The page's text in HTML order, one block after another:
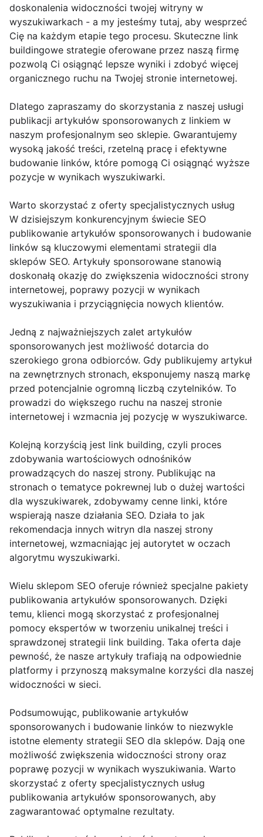
doskonalenia widoczności twojej witryny w
wyszukiwarkach - a my jesteśmy tutaj, aby wesprzeć
Cię na każdym etapie tego procesu. Skuteczne link
buildingowe strategie oferowane przez naszą firmę
pozwolą Ci osiągnąć lepsze wyniki i zdobyć więcej
organicznego ruchu na Twojej stronie internetowej.
Dlatego zapraszamy do skorzystania z naszej usługi
publikacji artykułów sponsorowanych z linkiem w
naszym profesjonalnym seo sklepie. Gwarantujemy
wysoką jakość treści, rzetelną pracę i efektywne
budowanie linków, które pomogą Ci osiągnąć wyższe
pozycje w wynikach wyszukiwarki.
Warto skorzystać z oferty specjalistycznych usług
W dzisiejszym konkurencyjnym świecie SEO
publikowanie artykułów sponsorowanych i budowanie
linków są kluczowymi elementami strategii dla
sklepów SEO. Artykuły sponsorowane stanowią
doskonałą okazję do zwiększenia widoczności strony
internetowej, poprawy pozycji w wynikach
wyszukiwania i przyciągnięcia nowych klientów.
Jedną z najważniejszych zalet artykułów
sponsorowanych jest możliwość dotarcia do
szerokiego grona odbiorców. Gdy publikujemy artykuł
na zewnętrznych stronach, eksponujemy naszą markę
przed potencjalnie ogromną liczbą czytelników. To
prowadzi do większego ruchu na naszej stronie
internetowej i wzmacnia jej pozycję w wyszukiwarce.
Kolejną korzyścią jest link building, czyli proces
zdobywania wartościowych odnośników
prowadzących do naszej strony. Publikując na
stronach o tematyce pokrewnej lub o dużej wartości
dla wyszukiwarek, zdobywamy cenne linki, które
wspierają nasze działania SEO. Działa to jak
rekomendacja innych witryn dla naszej strony
internetowej, wzmacniając jej autorytet w oczach
algorytmu wyszukiwarki.
Wielu sklepom SEO oferuje również specjalne pakiety
publikowania artykułów sponsorowanych. Dzięki
temu, klienci mogą skorzystać z profesjonalnej
pomocy ekspertów w tworzeniu unikalnej treści i
sprawdzonej strategii link building. Taka oferta daje
pewność, że nasze artykuły trafiają na odpowiednie
platformy i przynoszą maksymalne korzyści dla naszej
widoczności w sieci.
Podsumowując, publikowanie artykułów
sponsorowanych i budowanie linków to niezwykle
istotne elementy strategii SEO dla sklepów. Dają one
możliwość zwiększenia widoczności strony oraz
poprawę pozycji w wynikach wyszukiwania. Warto
skorzystać z oferty specjalistycznych usług
publikowania artykułów sponsorowanych, aby
zagwarantować optymalne rezultaty.